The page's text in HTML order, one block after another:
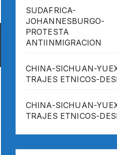
SUDAFRICA-
JOHANNESBURGO-
PROTESTA
ANTIINMIGRACION
CHINA-SICHUAN-
TRAJES ETNICOS-
CHINA-SICHUAN-
TRAJES ETNICOS-